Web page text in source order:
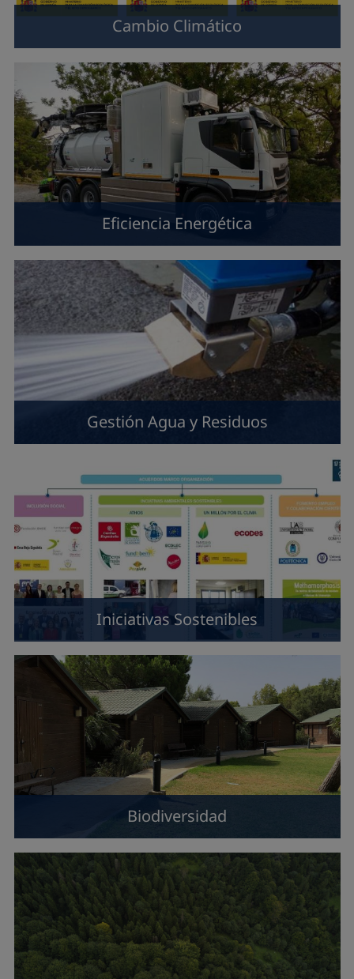
Cambio Climático
Eficiencia Energética
Gestión Agua y Residuos
Iniciativas Sostenibles
Biodiversidad